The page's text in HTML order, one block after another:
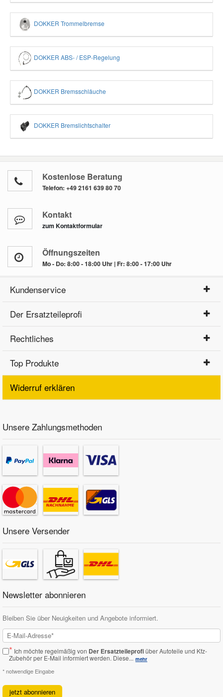
DOKKER Trommelbremse
DOKKER ABS- / ESP-Regelung
DOKKER Bremsschläuche
DOKKER Bremslichtschalter
Kostenlose Beratung
Telefon: +49 2161 639 80 70
Kontakt
zum Kontaktformular
Öffnungszeiten
Mo - Do: 8:00 - 18:00 Uhr | Fr: 8:00 - 17:00 Uhr
Kundenservice
Der Ersatzteileprofi
Rechtliches
Top Produkte
Widerruf erklären
Unsere Zahlungsmethoden
Unsere Versender
Newsletter abonnieren
Bleiben Sie über Neuigkeiten und Angebote informiert.
* Ich möchte regelmäßig von Der Ersatzteileprofiüber Autoteile und Kfz-
Zubehör per E-Mail informiert werden. Diese... mehr
* notwendige Eingabe
jetzt abonnieren